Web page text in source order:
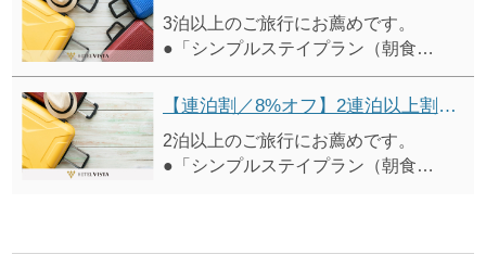
3泊以上のご旅行にお薦めです。
●「シンプルステイプラン（朝食
付）」 から10%オフ
※表示価格は割引適用後の料金です。【連泊割／8%オフ】2連泊以上割引プラン（朝食付）
2泊以上のご旅行にお薦めです。
●「シンプルステイプラン（朝食